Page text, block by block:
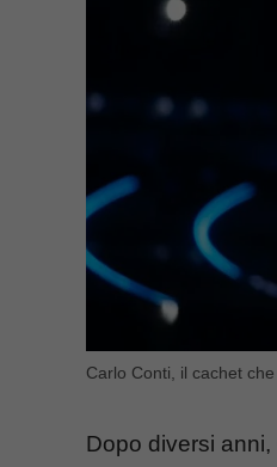
Carlo Conti, il cachet
Dopo diversi anni,